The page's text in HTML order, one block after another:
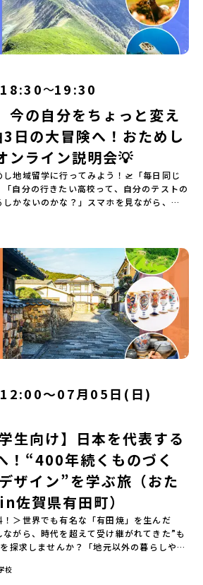
〜19:30
今の自分をちょっと変え
日の大冒険へ！おためし
ンライン説明会💡
地域留学に行ってみよう！🛫「毎日同じ
自分の行きたい高校って、自分のテストの
かないのかな？」スマホを見ながら、進
のあなたへ！👀テストの点数ではなく、
分軸）」で進路を選ぶ。そんな新しい選
学」です。「でも、いきなり知らない土地
不安…」そんな人のために、2泊3日で気軽
めし地域留学】の魅力を凝縮したオンライ
録画）を公開中です！✨＼🔥ここがすごい！
つのワクワク🔥🔥 ①スマホじゃわからない
書を読むだけじゃわからない、その地域な
「五感」でフル体験！カヌーに乗ったり、
物の冒険が待っています！🔥 ②「初めまし
変わる！全国から「新しいことに挑戦した
たい！」と思っている同世代の中学生が大
にご飯を食べて語り合えば、たった数日
③宿泊費・体験費はなんと【無料】！親元
も大丈夫。頼れるスタッフがしっかりサ
です！ーーーーーーーーーーーーーーー
体オンライン説明会（アーカイブ配信）
れた説明会の録画をご覧いただけます。こ
「なんとなく不安」が「絶対に行ってみ
家からリラックスして視聴してみてくだ
ーカイブはこちら（アーカイブを視聴す
youtu.be/Yt8nd04aNgA?
アーカイブ内容】・おためし地域留学の
度、日本全国20以上の対象地域について・
疑応答※各地域の詳細なプログラムは、以
会にて紹介しています。ーーーーーーーー
ーーーー💡疑問も不安もワクワクに変え
いことに合わせて、2つの説明会をご活用
〜07月05日(日)
生向け】日本を代表する
！“400年続くものづく
ザイン”を学ぶ旅（おた
佐賀県有田町）
＞世界でも有名な「有田焼」を生んだ
がら、時代を超えて受け継がれてきた”も
探求しませんか？「地元以外の暮らしや文
してみたい！」「豊かな自然と伝統文
」「ものづくりやきれいなデザインが好
校